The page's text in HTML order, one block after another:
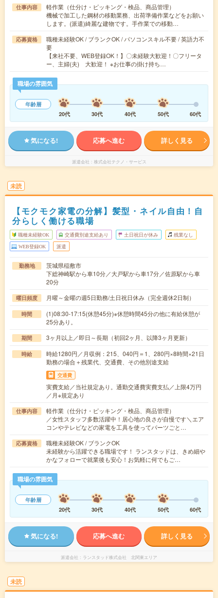
仕事内容
軽作業（仕分け・ピッキング・検品、商品管理）
機械で加工した鋼材の移動業務、出荷準備作業などをお願い
します。(派遣)綺麗な建物です。手作業での移動…
応募資格
職種未経験OK / ブランクOK / パソコンスキル不要 / 英語力不
要
【来社不要、WEB登録OK！】〇未経験大歓迎！〇フリータ
ー、主婦(夫) 大歓迎！ ※お仕事の掛け持ち…
職場の雰囲気
年齢層
20代
30代 40代 50代 60代
気になる! 応募へ進む 詳しく見る
派遣会社 株式会社テクノ・サービス
未読
【モクモク家電の分解】髪型・ネイル自由！自
分らしく働ける職場
職種未経験OK 交通費別途支給あり 土日祝日が休み 残業なし
WEB登録OK 派遣
勤務地
茨城県稲敷市
下総神崎駅から車10分／大戸駅から車17分／佐原駅から車
20分
曜日頻度 月曜～金曜の週5日勤務/土日祝日休み（完全週休2日制）
時間
(1)08:30-17:15(休憩45分)※休憩時間45分の他に有給休憩が
25分あり。
期間 3ヶ月以上／即日～長期（初回2ヶ月、以降3ヶ月更新）
時給
時給1280円／月収例：215、040円＝1、280円×8時間×21日
勤務の場合＋残業代、交通費、その他別途支給
交通費
実費支給／当社規定あり。通勤交通費実費支払／上限4万円
／月※規定あり
仕事内容
軽作業（仕分け・ピッキング・検品、商品管理）
／女性スタッフ多数活躍中！居心地の良さが自慢です＼エア
コンやテレビなどの家電を工具を使ってパーツごと…
応募資格
職種未経験OK / ブランクOK
未経験から活躍できる職場です！ ランスタッドは、きめ細や
かなフォローで就業後も安心！お気軽に何でもご…
職場の雰囲気
年齢層
20代
30代 40代 50代 60代
気になる! 応募へ進む 詳しく見る
派遣会社 ランスタッド株式会社 北関東エリア
未読